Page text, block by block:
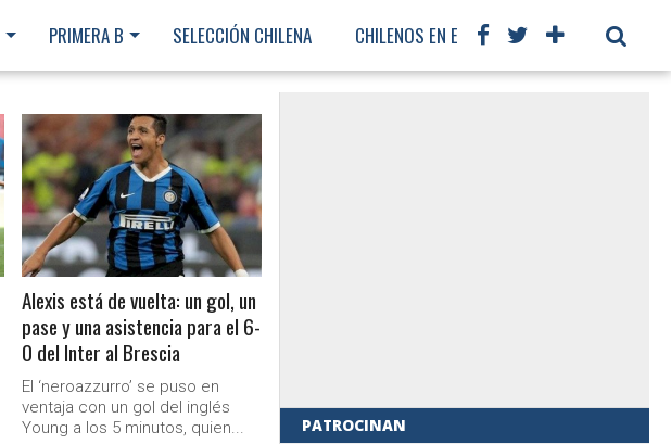
PRIMERA B SELECCIÓN CHILENA CHILENOS EN EL MUNDO FÚTBOL
LEER MÁS
Alexis está de vuelta: un gol, un
pase y una asistencia para el 6-
0 del Inter al Brescia
El ‘neroazzurro’ se puso en
ventaja con un gol del inglés
Young a los 5 minutos, quien...
PATROCINAN